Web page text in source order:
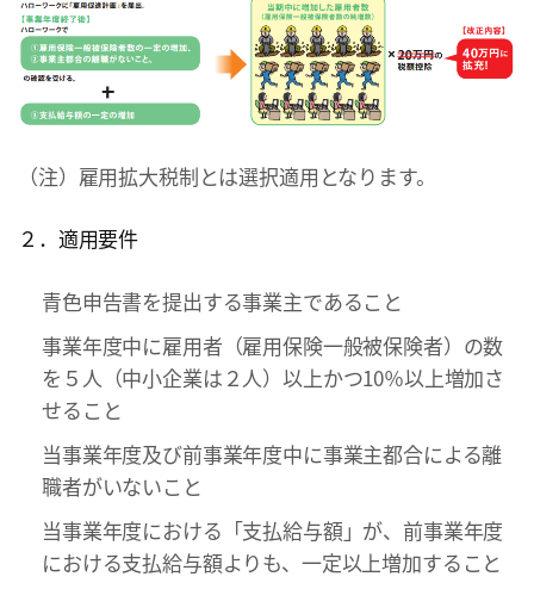
（注）雇用拡大税制とは選択適用となります。
２．適用要件
青色申告書を提出する事業主であること
事業年度中に雇用者（雇用保険一般被保険者）の数
を５人（中小企業は２人）以上かつ10％以上増加さ
せること
当事業年度及び前事業年度中に事業主都合による離
職者がいないこと
当事業年度における「支払給与額」が、前事業年度
における支払給与額よりも、一定以上増加すること